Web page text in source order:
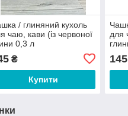
/ глиняний кухоль
чаю, кави (із червоної
0,3 л
₴
Купити
для
145